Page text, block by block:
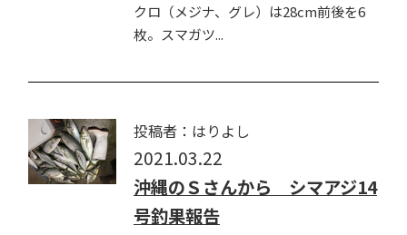
クロ（メジナ、グレ）は28cm前後を6
枚。スマガツ...
投稿者：はりよし
2021.03.22
沖縄のＳさんから シマアジ14
号釣果報告